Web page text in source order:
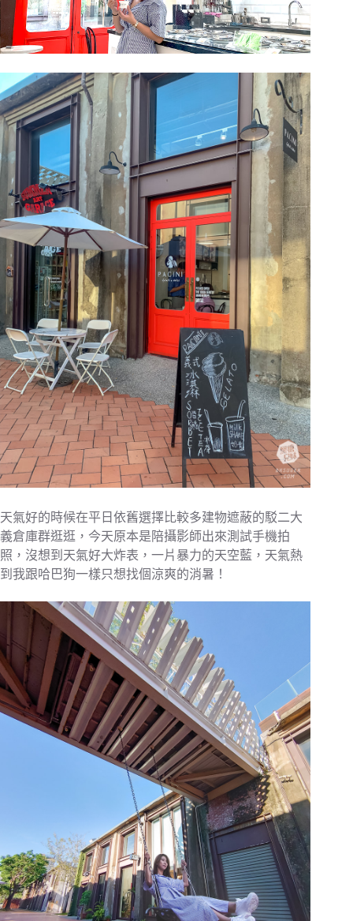
天氣好的時候在平日依舊選擇比較多建物遮蔽的駁二大
義倉庫群逛逛，今天原本是陪攝影師出來測試手機拍
照，沒想到天氣好大炸表，一片暴力的天空藍，天氣熱
到我跟哈巴狗一樣只想找個涼爽的消暑！